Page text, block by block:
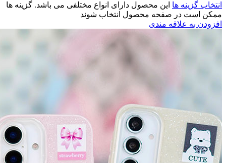
مختلفی می باشد. گزینه ها